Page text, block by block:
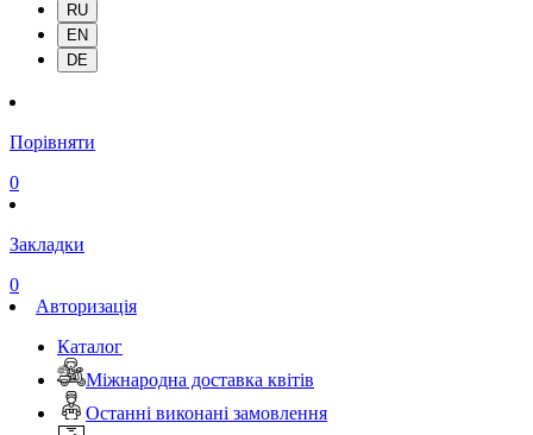
RU
EN
DE
Порівняти
0
Закладки
0
Авторизація
Каталог
Міжнародна доставка квітів
Останні виконані замовлення